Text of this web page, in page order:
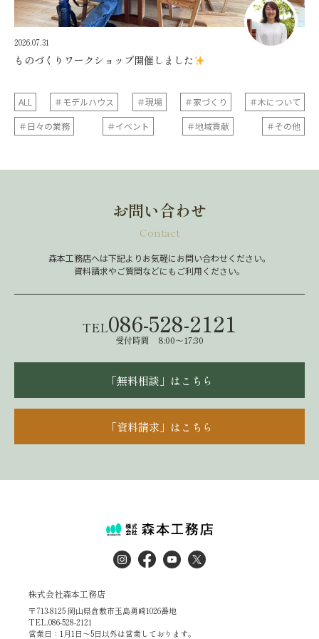
2026.07.31
ものづくりワークショップ開催しました
ALL ＃モデルハウス ＃現場 ＃家づくり
＃木について
＃日々の業務
＃イベント ＃地域貢献 ＃その他
お問い合わせ
Contact
森本工務店へは下記よりお気軽にお問い合わせください。
資料請求やご質問などにもご利用ください。
TEL086-528-2121
受付時間 8:00～17:30
「無料相談」はこちら
「資料請求」はこちら
株式会社森本工務店
〒713-8125 岡山県倉敷市玉島勇崎1026番地
TEL.086-528-2121
営業日：1月1日～5日以外は営業しております。